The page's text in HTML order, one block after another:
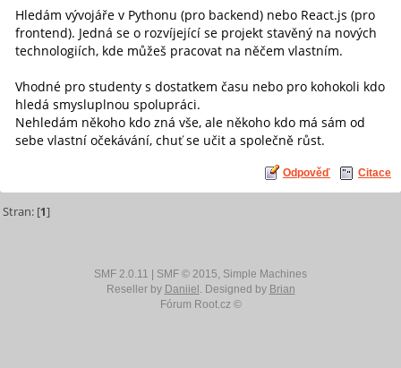
Hledám vývojáře v Pythonu (pro backend) nebo React.js (pro
frontend). Jedná se o rozvíjející se projekt stavěný na nových
technologiích, kde můžeš pracovat na něčem vlastním.
Vhodné pro studenty s dostatkem času nebo pro kohokoli kdo
hledá smysluplnou spolupráci.
Nehledám někoho kdo zná vše, ale někoho kdo má sám od
sebe vlastní očekávání, chuť se učit a společně růst.
Odpověď Citace
Stran: [1]
SMF 2.0.11 SMF © 2015, Simple Machines
Reseller by Daniiel . Designed by Brian
Fórum Root.cz ©